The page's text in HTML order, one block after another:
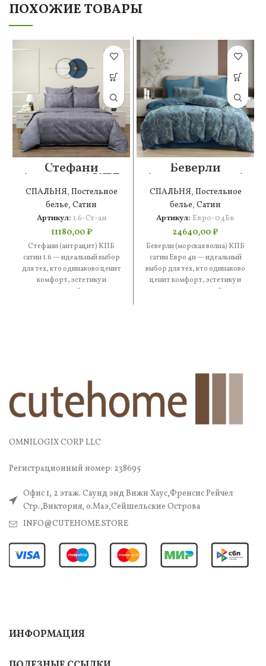
ПОХОЖИЕ ТОВАРЫ
Стефани
(антрацит) КПБ
сатин 1.6
СПАЛЬНЯ, Постельное
белье, Сатин
Артикул: 1.6-Ст-ан
11180,00₽
Стефани (антрацит) КПБ
сатин 1.6 — идеальный выбор
для тех, кто одинаково ценит
комфорт, эстетику и
практичность. В составе —
Беверли
(морская волна)
КПБ сатин Евро
4н
СПАЛЬНЯ, Постельное
белье, Сатин
Артикул: Евро-04Бв
24640,00₽
Беверли (морская волна) КПБ
сатин Евро 4н — идеальный
выбор для тех, кто одинаково
ценит комфорт, эстетику и
практичность. В
OMNILOGIX CORP LLC
Регистрационный номер: 238695
Офис 1, 2 этаж. Саунд энд Вижн Хаус,Френсис Рейчел
Стр.,Виктория, о.Маэ,Сейшельские Острова
INFO@CUTEHOME.STORE
ИНФОРМАЦИЯ